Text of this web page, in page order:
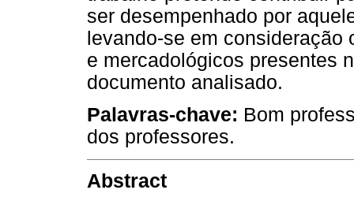
ser desempenhado por
levando-se em
e mercadológicos presentes
documento analisado.
Palavras-chave: Bom
dos professores.
Abstract